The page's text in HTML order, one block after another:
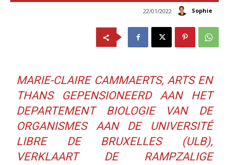
Sophie
22/01/2022
MARIE-CLAIRE CAMMAERTS, ARTS EN
THANS GEPENSIONEERD AAN HET
DEPARTEMENT BIOLOGIE VAN DE
ORGANISMES AAN DE UNIVERSITÉ
LIBRE DE BRUXELLES (ULB),
VERKLAART DE RAMPZALIGE